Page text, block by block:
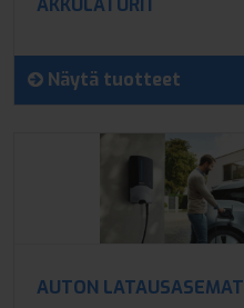
Näytä tuotteet
AUTON LATAUSASEMAT